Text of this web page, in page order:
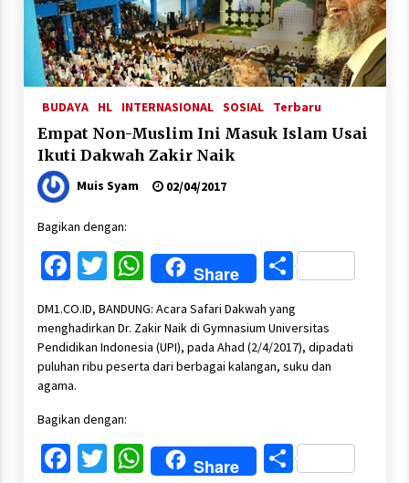
BUDAYA HL INTERNASIONAL SOSIAL Terbaru
Empat Non-Muslim Ini Masuk Islam Usai
Ikuti Dakwah Zakir Naik
Muis Syam 02/04/2017
Bagikan dengan:
Facebook
Twitter
WhatsApp
Share Share
DM1.CO.ID, BANDUNG: Acara Safari Dakwah yang
menghadirkan Dr. Zakir Naik di Gymnasium Universitas
Pendidikan Indonesia (UPI), pada Ahad (2/4/2017), dipadati
puluhan ribu peserta dari berbagai kalangan, suku dan
agama.
Bagikan dengan:
Facebook
Twitter
WhatsApp
Share Share